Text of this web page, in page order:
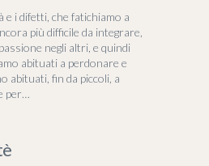
i difetti, che fatichiamo a
più difficile da integrare,
negli altri, e quindi
abituati a perdonare e
abituati, fin da piccoli, a
per…